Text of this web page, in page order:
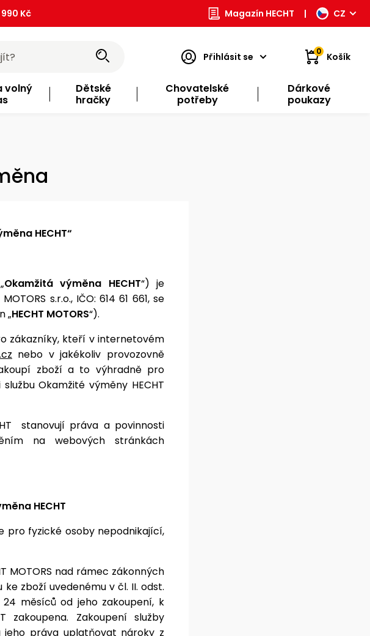
Kč Magazín HECHT | CZ
Přihlásit se 0 Košík
volný
Dětské
hračky
Chovatelské
potřeby
Dárkové
poukazy
HECHT“
Okamžitá výměna HECHT“) je
s.r.o., IČO: 614 61 661, se
„HECHT MOTORS“).
zákazníky, kteří v internetovém
nebo v jakékoliv provozovně
zboží a to výhradně pro
Okamžité výměny HECHT
stanovují práva a povinnosti
na webových stránkách
HECHT
pro fyzické osoby nepodnikající,
MOTORS nad rámec zákonných
zboží uvedenému v čl. II. odst.
24 měsíců od jeho zakoupení, k
zakoupena. Zakoupení služby
jeho práva uplatňovat nároky z